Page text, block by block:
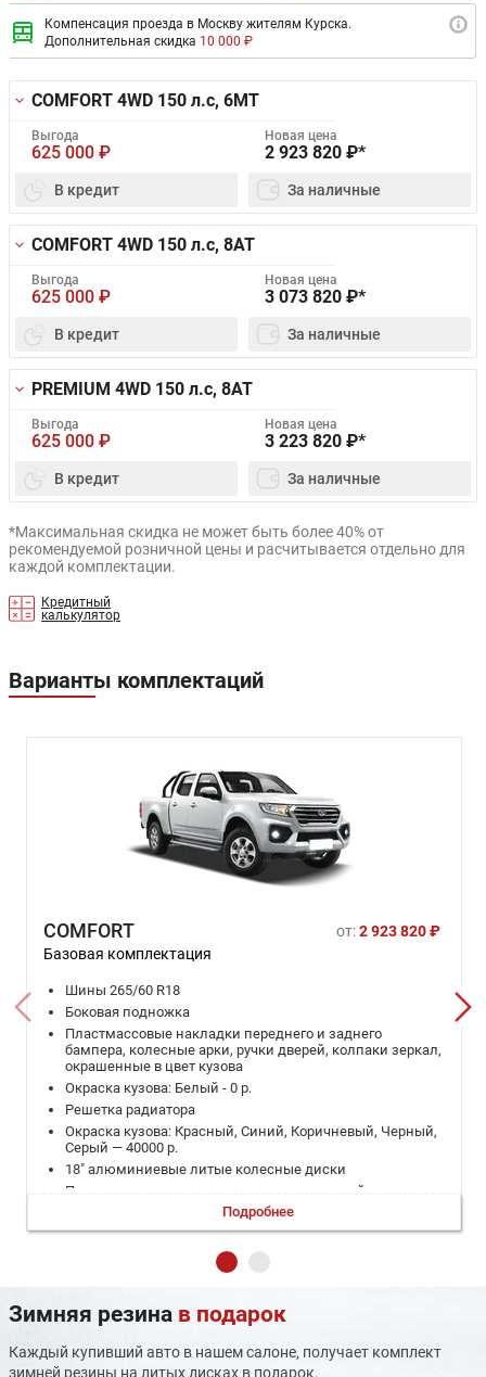
Компенсация проезда в Москву жителям Курска.
Дополнительная скидка 10 000 ₽
COMFORT 4WD 150 л.с, 6MT
Выгода
625 000 ₽
Новая цена
2 923 820 ₽*
В кредит За наличные
COMFORT 4WD 150 л.с, 8AT
Выгода
625 000 ₽
Новая цена
3 073 820 ₽*
В кредит За наличные
PREMIUM 4WD 150 л.с, 8AT
Выгода
625 000 ₽
Новая цена
3 223 820 ₽*
В кредит За наличные
*Максимальная скидка не может быть более 40% от
рекомендуемой розничной цены и расчитывается отдельно для
каждой комплектации.
Кредитный
калькулятор
Варианты комплектаций
COMFORT от:2 923 820 ₽
Базовая комплектация
Шины 265/60 R18
Боковая подножка
Пластмассовые накладки переднего и заднего
бампера, колесные арки, ручки дверей, колпаки зеркал,
окрашенные в цвет кузова
Окраска кузова: Белый - 0 р.
Решетка радиатора
Окраска кузова: Красный, Синий, Коричневый, Черный,
Серый — 40000 р.
18" алюминиевые литые колесные диски
Полноразмерное запасное колесо, стальной диск
3.5" цветной дисплей приборной панели
Вход USB, 2шт. Спереди
Управление аудио, круиз-контролем на рулевом колесе
Режимы изменения настроек систем вождения SPORT,
STANDART, ECO, 4L
Подробнее
Зимняя резина в подарок
Каждый купивший авто в нашем салоне, получает комплект
зимней резины на литых дисках в подарок.